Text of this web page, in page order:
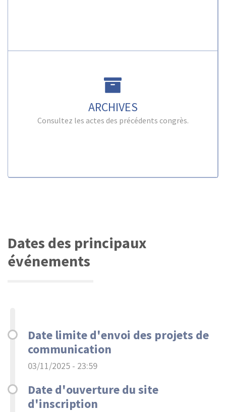
ARCHIVES
Consultez les actes des précédents congrès.
Dates des principaux
événements
Date limite d'envoi des projets de
communication
03/11/2025 - 23:59
Date d'ouverture du site
d'inscription